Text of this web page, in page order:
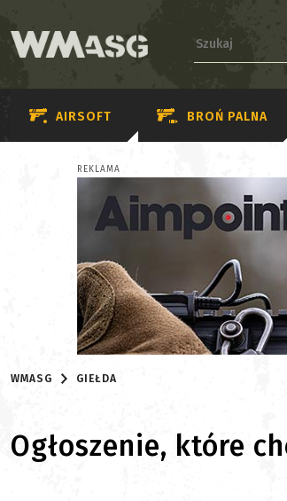
AIRSOFT BROŃ PALNA
REKLAMA
WMASG GIEŁDA
Ogłoszenie, które